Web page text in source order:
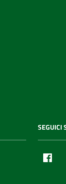
SEGUICI